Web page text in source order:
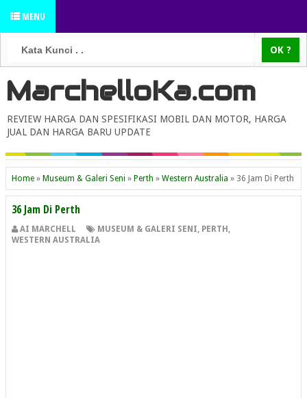
MENU
MarchelloKa.com
REVIEW HARGA DAN SPESIFIKASI MOBIL DAN MOTOR, HARGA
JUAL DAN HARGA BARU UPDATE
Home » Museum & Galeri Seni » Perth » Western Australia » 36 Jam Di Perth
36 Jam Di Perth
AI MARCHELL MUSEUM & GALERI SENI PERTH
WESTERN AUSTRALIA